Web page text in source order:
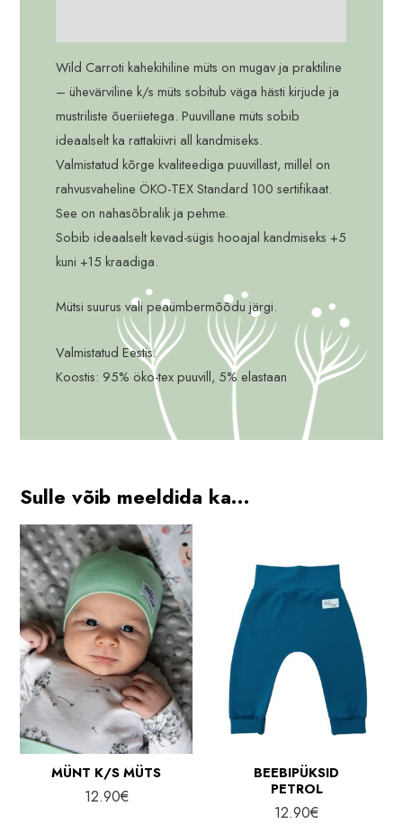
Wild Carroti kahekihiline müts on mugav ja praktiline
– ühevärviline k/s müts sobitub väga hästi kirjude ja
mustriliste õueriietega. Puuvillane müts sobib
ideaalselt ka rattakiivri all kandmiseks.
Valmistatud kõrge kvaliteediga puuvillast, millel on
rahvusvaheline ÖKO-TEX Standard 100 sertifikaat.
See on nahasõbralik ja pehme.
Sobib ideaalselt kevad-sügis hooajal kandmiseks +5
kuni +15 kraadiga.
Mütsi suurus vali peaümbermõõdu järgi.
Valmistatud Eestis.
Koostis: 95% öko-tex puuvill, 5% elastaan
Sulle võib meeldida ka…
MÜNT K/S MÜTS
12.90€
BEEBIPÜKSID
PETROL
12.90€